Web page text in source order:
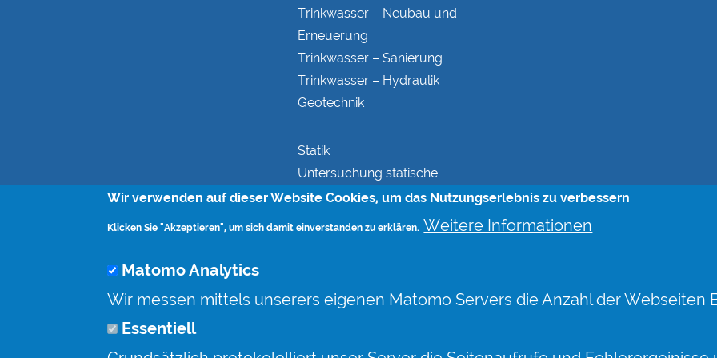
Trinkwasser – Neubau und
Erneuerung
Trinkwasser – Sanierung
Trinkwasser – Hydraulik
Geotechnik
Statik
Untersuchung statische
Tragfähigkeit
Bestandskonstruktionen
Wir verwenden auf dieser Website Cookies, um das Nutzungserlebnis zu verbessern
Klicken Sie "Akzeptieren", um sich damit einverstanden zu erklären. Weitere Informationen
Matomo Analytics
Wir messen mittels unserers eigenen Matomo Servers die Anzahl der Webseiten
Essentiell